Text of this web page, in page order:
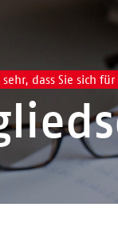
dass Sie sich